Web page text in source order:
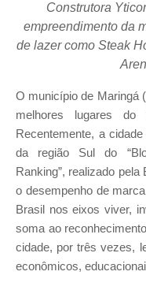
Construtora
empreendimento da
de lazer como Steak
O município de Maringá
melhores lugares
Recentemente, a
da região Sul do
Ranking”, realizado
o desempenho de
Brasil nos eixos viver,
soma ao
cidade, por três vezes,
econômicos,